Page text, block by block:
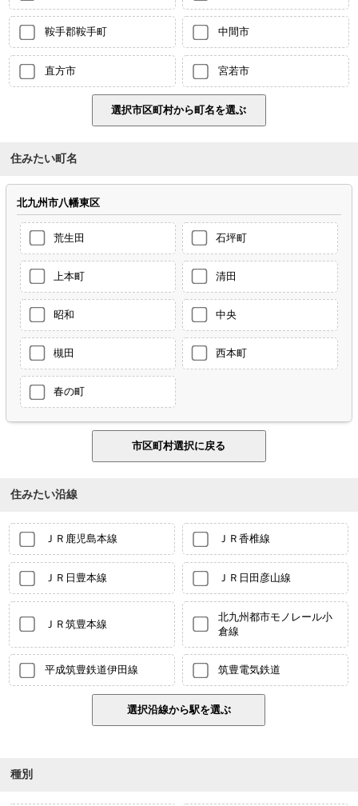
鞍手郡鞍手町 中間市
直方市 宮若市
住みたい町名
北九州市八幡東区
荒生田 石坪町
上本町 清田
昭和 中央
槻田 西本町
春の町
住みたい沿線
ＪＲ鹿児島本線 ＪＲ香椎線
ＪＲ日豊本線 ＪＲ日田彦山線
ＪＲ筑豊本線
北九州都市モノレール小
倉線
平成筑豊鉄道伊田線 筑豊電気鉄道
種別